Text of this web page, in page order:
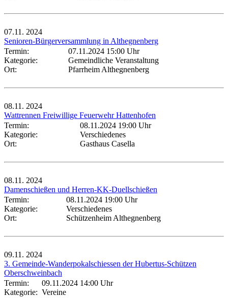
07.11. 2024
Senioren-Bürgerversammlung in Althegnenberg
Termin:
07.11.2024 15:00 Uhr
Kategorie:
Gemeindliche Veranstaltung
Ort:
Pfarrheim Althegnenberg
08.11. 2024
Wattrennen Freiwillige Feuerwehr Hattenhofen
Termin:
08.11.2024 19:00 Uhr
Kategorie:
Verschiedenes
Ort:
Gasthaus Casella
08.11. 2024
Damenschießen und Herren-KK-Duellschießen
Termin:
08.11.2024 19:00 Uhr
Kategorie:
Verschiedenes
Ort:
Schützenheim Althegnenberg
09.11. 2024
3. Gemeinde-Wanderpokalschiessen der Hubertus-Schützen
Oberschweinbach
Termin:
09.11.2024 14:00 Uhr
Kategorie: Vereine